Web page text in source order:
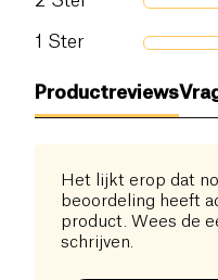
1 Ster
Productreviews
Het lijkt erop dat
beoordeling heeft
product. Wees de
schrijven.